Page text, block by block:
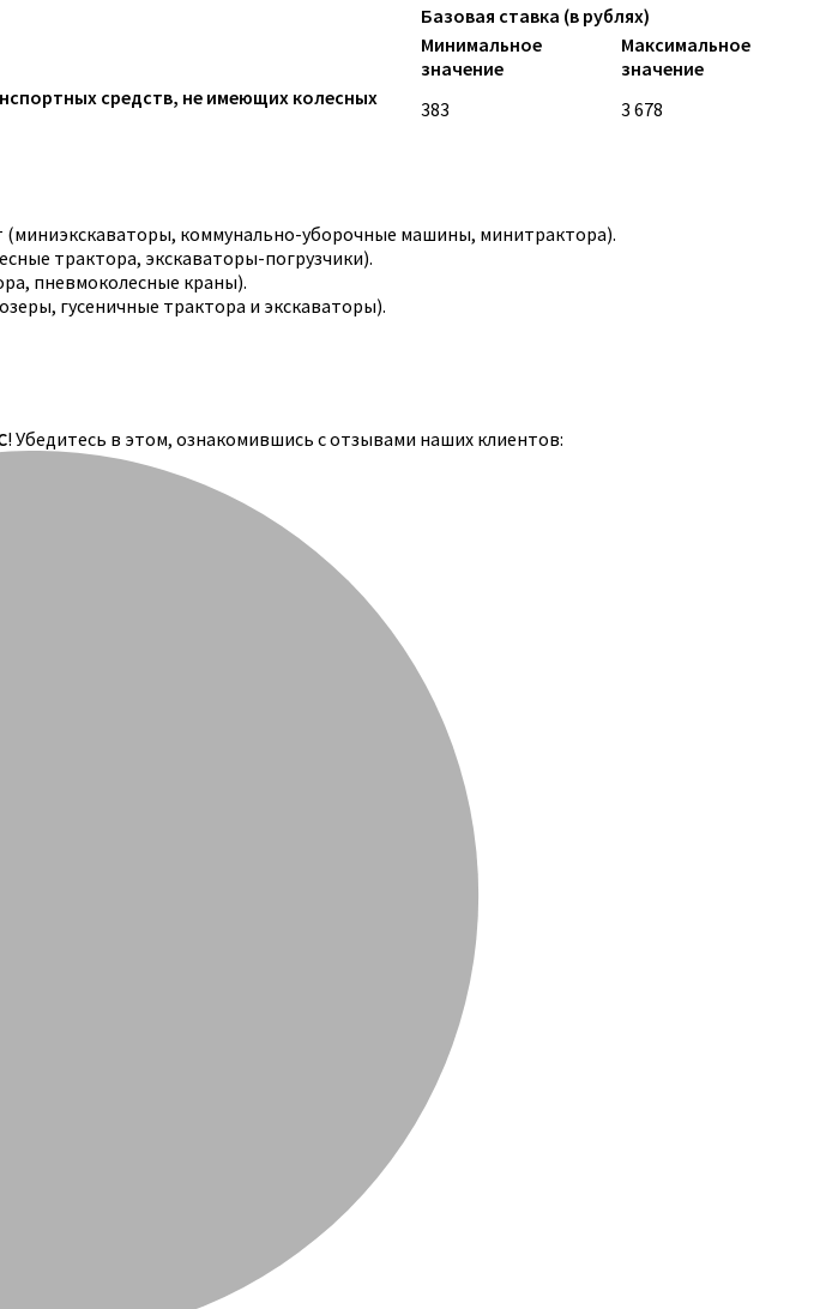
Базовая ставка (в рублях)
Минимальное
значение
Максимальное
значение
средств, не имеющих колесных
383 3 678
коммунально-уборочные машины, минитрактора).
трактора, экскаваторы-погрузчики).
пневмоколесные краны).
гусеничные трактора и экскаваторы).
! Убедитесь в этом, ознакомившись с отзывами наших клиентов: